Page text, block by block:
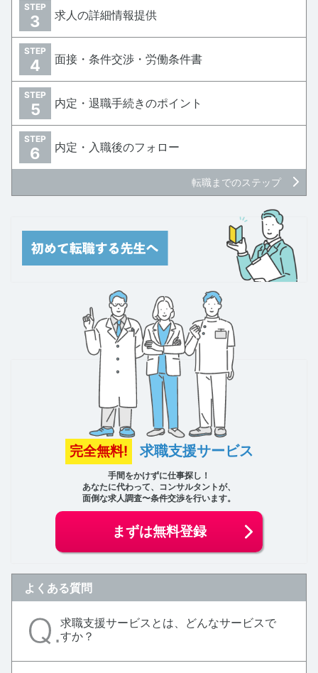
STEP
3 求人の詳細情報提供
STEP
4 面接・条件交渉・労働条件書
STEP
5 内定・退職手続きのポイント
STEP
6 内定・入職後のフォロー
転職までのステップ
完全無料! 求職支援サービス
手間をかけずに仕事探し！
あなたに代わって、コンサルタントが、
面倒な求人調査〜条件交渉を行います。
まずは無料登録
よくある質問
求職支援サービスとは、どんなサービスで
すか？